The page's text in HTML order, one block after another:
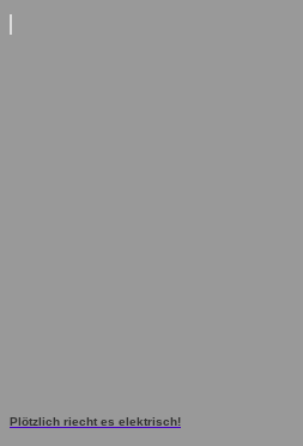
Plötzlich riecht es elektrisch!